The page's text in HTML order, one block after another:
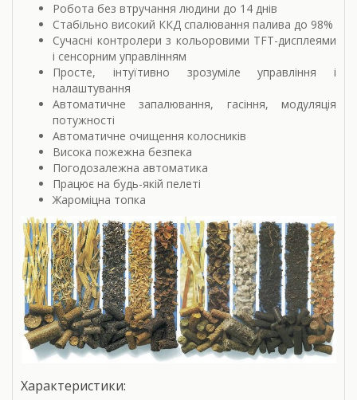
Робота без втручання людини до 14 днів
Стабільно високий ККД спалювання палива до 98%
Сучасні контролери з кольоровими TFT-дисплеями
і сенсорним управлінням
Просте, інтуїтивно зрозуміле управління і
налаштування
Автоматичне запалювання, гасіння, модуляція
потужності
Автоматичне очищення колосників
Висока пожежна безпека
Погодозалежна автоматика
Працює на будь-якій пелеті
Жароміцна топка
Характеристики: